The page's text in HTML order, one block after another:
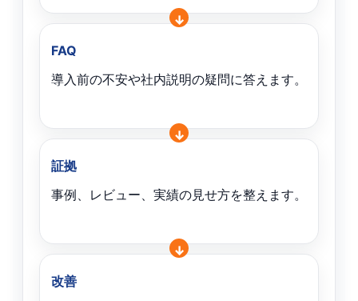
FAQ
導入前の不安や社内説明の疑問に答えます。
証拠
事例、レビュー、実績の見せ方を整えます。
改善